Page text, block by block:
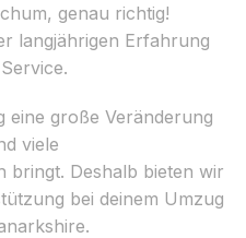
genau richtig!
langjährigen Erfahrung
eine große Veränderung
viele
bringt. Deshalb bieten wir
bei deinem Umzug